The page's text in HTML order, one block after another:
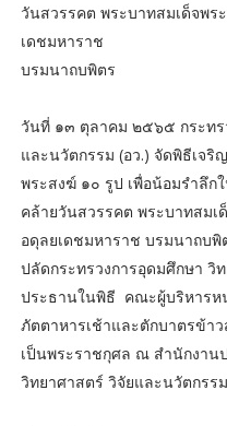
วันสวรรคต พระบาทสมเด็จพ
เดชมหาราช
บรมนาถบพิตร
วันที่ ๑๓ ตุลาคม ๒๕๖๕ กระทร
และนวัตกรรม (อว.) จัดพิธีเจ
พระสงฆ์ ๑๐ รูป เพื่อน้อมรำลึ
คล้ายวันสวรรคต พระบาทสม
อดุลยเดชมหาราช บรมนาถบพิ
ปลัดกระทรวงการอุดมศึกษา วิ
ประธานในพิธี คณะผู้บริหารห
ภัตตาหารเช้าและตักบาตรข้า
เป็นพระราชกุศล ณ สำนักงาน
วิทยาศาสตร์ วิจัยและนวัตกรร